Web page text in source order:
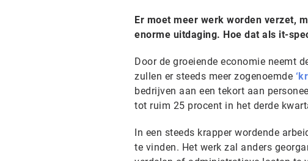
Er moet meer werk worden verzet,
enorme uitdaging. Hoe dat als it-
Door de groeiende economie neemt
zullen er steeds meer zogenoemde
bedrijven aan een tekort aan
tot ruim 25 procent in het derde
In een steeds krapper wordende
te vinden. Het werk zal anders